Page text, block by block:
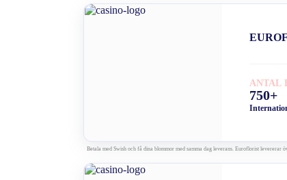
ANTAL
750+
Betala med Swish och få dina blommor med samma dag leverans. Euroflorist levererar